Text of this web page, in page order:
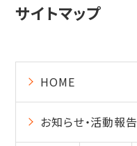
サイトマップ
HOME
お知らせ・活動報告